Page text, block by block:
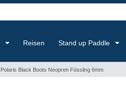
Reisen Stand up Paddle
Polaris Black Boots Neopren Füssling 6mm